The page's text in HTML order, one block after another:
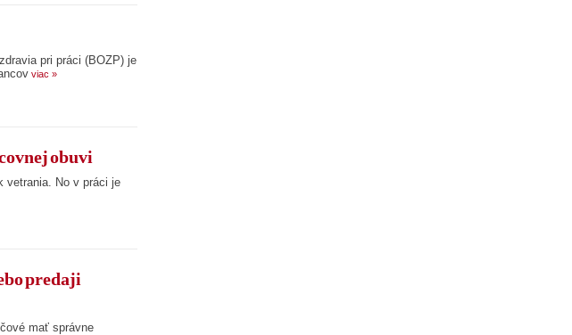
pri práci (BOZP) je
viac »
obuvi
vetrania. No v práci je
predaji
mať správne